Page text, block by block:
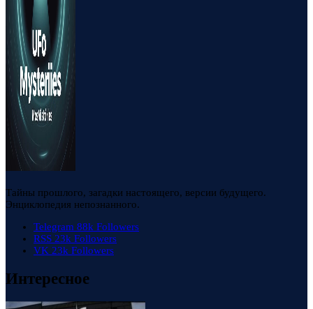
Тайны прошлого, загадки настоящего, версии будущего.
Энциклопедия непознанного.
Telegram 88k Followers
RSS 23k Followers
VK 23k Followers
Интересное